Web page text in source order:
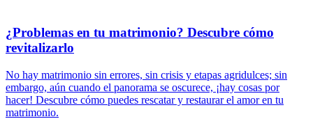
¿Problemas en tu matrimonio? Descubre cómo
revitalizarlo
No hay matrimonio sin errores, sin crisis y etapas agridulces; sin
embargo, aún cuando el panorama se oscurece, ¡hay cosas por
hacer! Descubre cómo puedes rescatar y restaurar el amor en tu
matrimonio.